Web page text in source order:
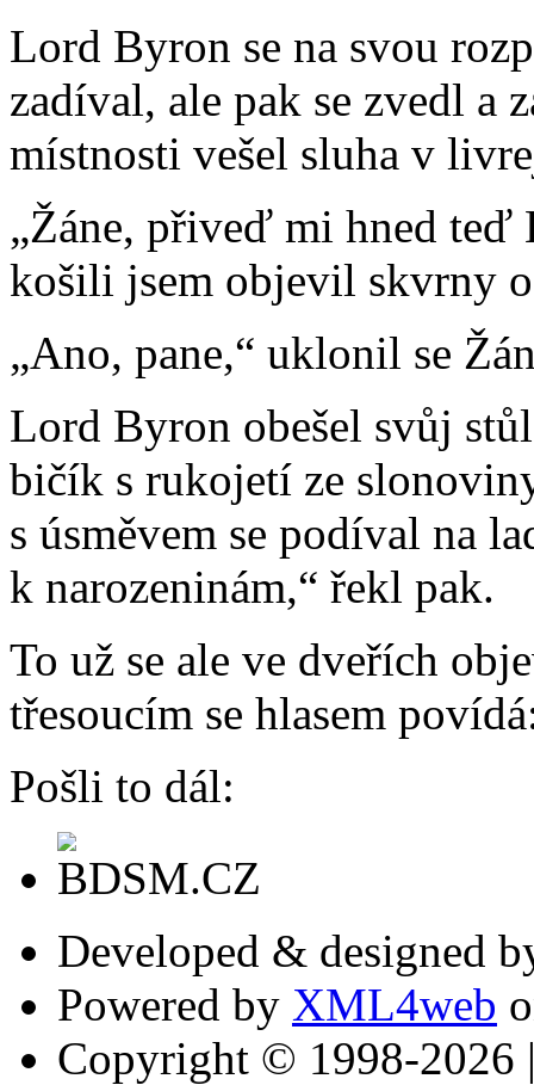
Lord Byron se na svou
zadíval, ale pak se zvedl a
místnosti vešel sluha v
„Žáne, přiveď mi hned teď
košili jsem objevil skvrny
„Ano, pane,“ uklonil se
Lord Byron obešel svůj
bičík s rukojetí ze
s úsměvem se podíval na
k narozeninám,“ řekl pak.
To už se ale ve dveřích
třesoucím se hlasem
Pošli to dál:
Developed & designed
Powered by XML4web
Copyright © 1998-2026